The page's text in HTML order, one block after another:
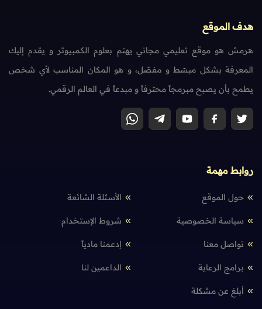
هدف الموقع
هرمش هو موقع تعليمي مجاني يهتم بعلوم الكمبيوتر و يقدم إليك
المعرفة بشكل مبسّط و مفصّل، و هو المكان المناسب لأي شخص
يطمح بأن يصبح مبرمجاً محترفاً و مبدعاً في العالم الرقمي.
روابط مهمة
حول الموقع الأسئلة الشائعة
سياسة الخصوصية شروط الإستخدام
تواصل معنا إدعمنا مادياً
برامج الرعاية الداعمين لنا
أبلغ عن مشكلة